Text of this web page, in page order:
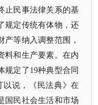
止民事法律关系的基
规定传统有体物，还
等纳入调整范围，
料和生产要素。在内
规定了19种典型合同
以说，《民法典》在
国民社会生活和市场